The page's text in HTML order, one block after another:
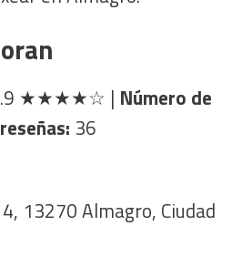
★★★★☆ | Número de
reseñas: 36
13270 Almagro, Ciudad